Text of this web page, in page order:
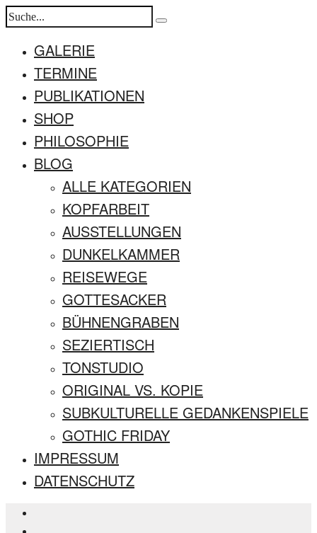
GALERIE
TERMINE
PUBLIKATIONEN
SHOP
PHILOSOPHIE
BLOG
ALLE KATEGORIEN
KOPFARBEIT
AUSSTELLUNGEN
DUNKELKAMMER
REISEWEGE
GOTTESACKER
BÜHNENGRABEN
SEZIERTISCH
TONSTUDIO
ORIGINAL VS. KOPIE
SUBKULTURELLE GEDANKENSPIELE
GOTHIC FRIDAY
IMPRESSUM
DATENSCHUTZ